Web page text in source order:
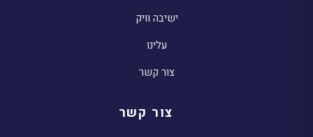
ישיבה וויק
עלינו
צור קשר
צור קשר